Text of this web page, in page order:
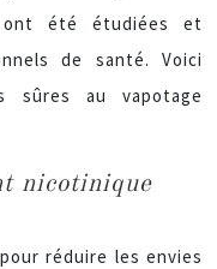
été étudiées et
de santé. Voici
sûres au vapotage
nicotinique
réduire les envies